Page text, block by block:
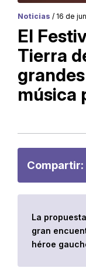
Noticias / 16 de
El
Tierra
música
Compartir:
La
gran
héroe